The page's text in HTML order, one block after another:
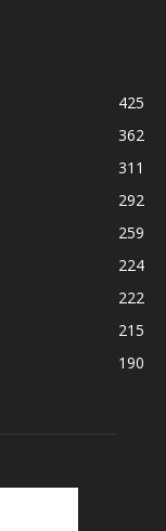
425
362
311
292
259
224
222
215
190